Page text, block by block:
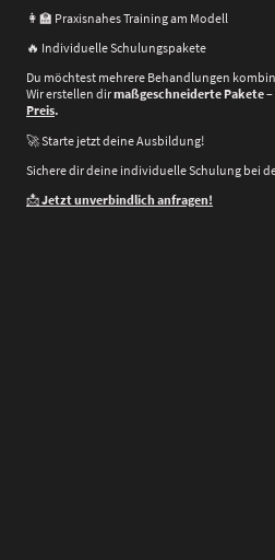
👩‍🏫 Praxisnahes Training am Modell
🔥 Individuelle Schulungspakete
Du möchtest mehrere Behandlungen
Wir erstellen dirmaßgeschneiderte Pakete
Preis.
🚀 Starte jetzt deine Ausbildung!
Sichere dir deine individuelle Schulung bei
📩Jetzt unverbindlich anfragen!